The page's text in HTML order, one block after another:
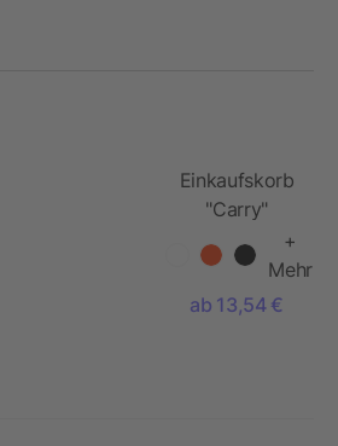
Einkaufskorb
"Carry"
+
Mehr
ab 13,54 €